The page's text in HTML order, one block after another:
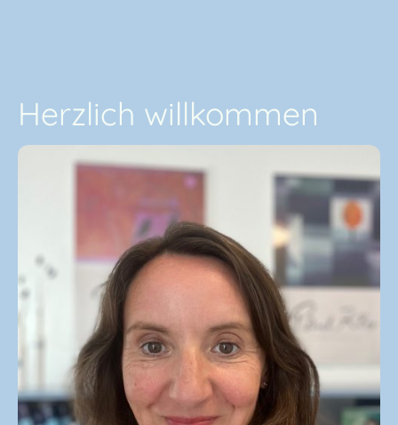
Herzlich willkommen